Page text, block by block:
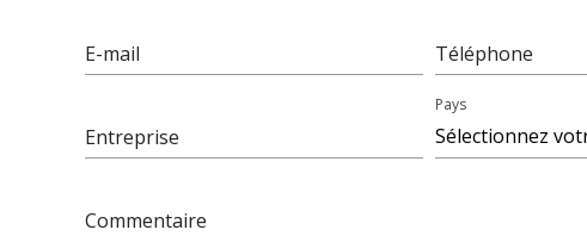
E-mail Téléphone
Entreprise
Pays
Commentaire